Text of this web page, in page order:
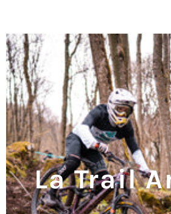
La Trail